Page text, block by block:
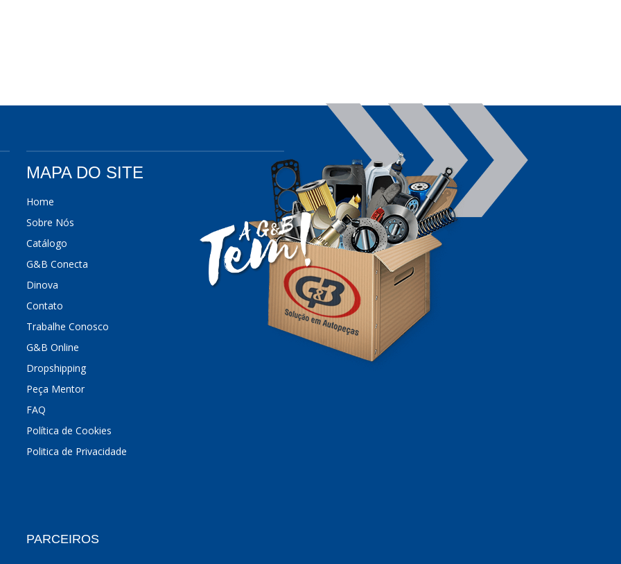
MAPA DO SITE
Home
Sobre Nós
Catálogo
G&B Conecta
Dinova
Contato
Trabalhe Conosco
G&B Online
Dropshipping
Peça Mentor
FAQ
Política de Cookies
Politica de Privacidade
PARCEIROS